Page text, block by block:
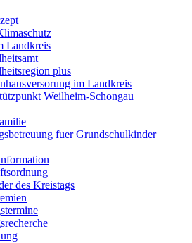
Landkreis
plus
im Landkreis
Weilheim-Schongau
fuer Grundschulkinder
des Kreistags